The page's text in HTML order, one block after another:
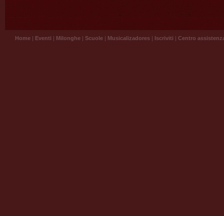
Home | Eventi | Milonghe | Scuole | Musicalizadores | Iscriviti | Centro